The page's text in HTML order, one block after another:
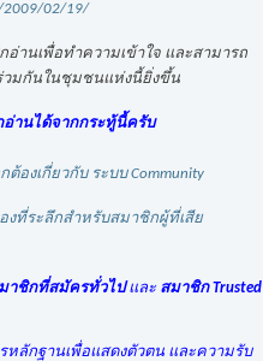
2009/02/19/
านเพื่อทำความเข้าใจ และสามารถ
ร่วมกันในชุมชนแห่งนี้ยิ่งขึ้น
อ่านได้จากกระทู้นี้ครับ
องเกี่ยวกับ ระบบ Community
องที่ระลึกสำหรับสมาชิกผู้ที่เสีย
าชิกที่สมัครทั่วไปและ สมาชิก Trusted
ลักฐานเพื่อแสดงตัวตน และความรับ